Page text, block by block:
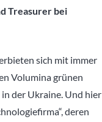
Treasurer bei
sich mit immer
Volumina grünen
der Ukraine. Und hier
deren